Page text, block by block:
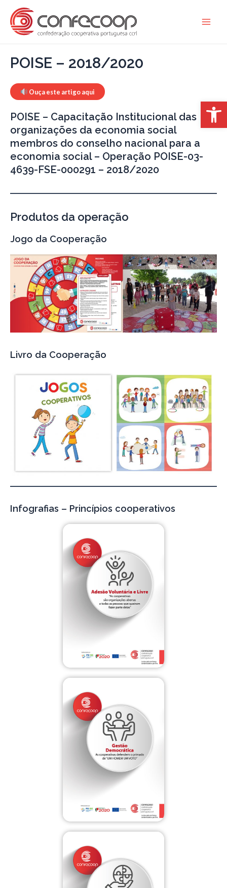
content
POISE – 2018/2020
Ouça este artigo aqui
POISE – Capacitação Institucional das
organizações da economia social
membros do conselho nacional para a
economia social – Operação POISE-03-
4639-FSE-000291 – 2018/2020
Produtos da operação
Jogo da Cooperação
Livro da Cooperação
Infografias – Princípios cooperativos